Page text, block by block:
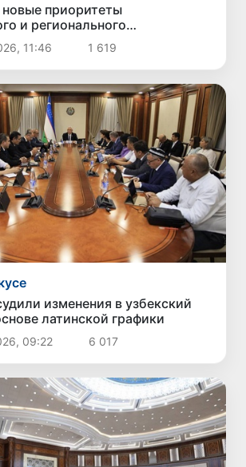
приоритеты
и регионального
в сфере противодействия
11:46 1 619
изменения в узбекский
латинской графики
09:22 6 017